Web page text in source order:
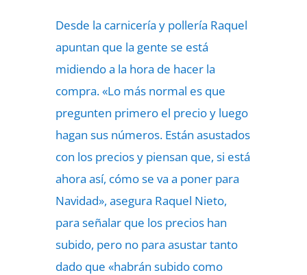
Desde la carnicería y pollería Raquel
apuntan que la gente se está
midiendo a la hora de hacer la
compra. «Lo más normal es que
pregunten primero el precio y luego
hagan sus números. Están asustados
con los precios y piensan que, si está
ahora así, cómo se va a poner para
Navidad», asegura Raquel Nieto,
para señalar que los precios han
subido, pero no para asustar tanto
dado que «habrán subido como